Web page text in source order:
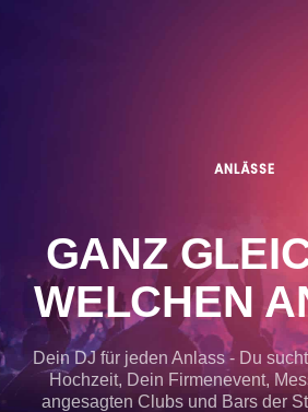
ANLÄSSE
GANZ
WELCHEN
Dein DJ für jeden Anlass - Du
Hochzeit, Dein Firmenevent,
angesagten Clubs und Bars der